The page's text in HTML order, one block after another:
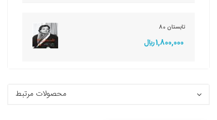
تابستان 80
1,800,000 ريال
محصولات مرتبط